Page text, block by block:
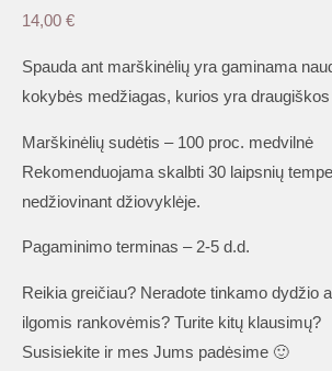
14,00 €
Spauda ant marškinėlių yra gaminama
kokybės medžiagas, kurios yra draugiškos
Marškinėlių sudėtis – 100 proc. medvilnė
Rekomenduojama skalbti 30 laipsnių
nedžiovinant džiovyklėje.
Pagaminimo terminas – 2-5 d.d.
Reikia greičiau? Neradote tinkamo dydžio
ilgomis rankovėmis? Turite kitų klausimų?
Susisiekite ir mes Jums padėsime 🙂